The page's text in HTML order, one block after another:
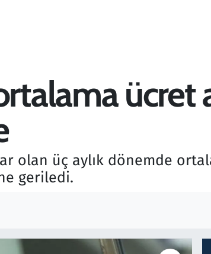
ücret
olan üç aylık dönemde
geriledi.